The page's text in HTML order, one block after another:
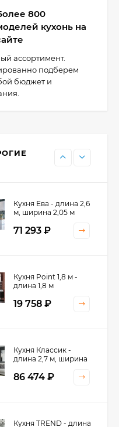
800
кухонь на
ассортимент.
подберем
бюджет и
44 091
Кухня Point 1,2 м -
13 655₽
11 476
Кухня Ева - длина 2,6
м, ширина 2,05 м
71 293 ₽
Кухня Point 1,8 м -
длина 1,8 м
19 758 ₽
Кухня Классик -
длина 2,7 м, ширина
86 474 ₽
Кухня TREND - длина
Кухня Принцесса -
длина 2,4 м
38 767₽
Кухня Оптима - длина
2,8 м, ширина 1,4 м
52 197₽
Кухня Камелия -